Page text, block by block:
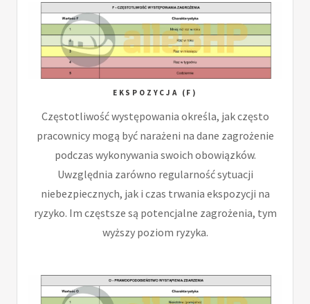
EKSPOZYCJA (F)
Częstotliwość występowania określa, jak często
pracownicy mogą być narażeni na dane zagrożenie
podczas wykonywania swoich obowiązków.
Uwzględnia zarówno regularność sytuacji
niebezpiecznych, jak i czas trwania ekspozycji na
ryzyko. Im częstsze są potencjalne zagrożenia, tym
wyższy poziom ryzyka.